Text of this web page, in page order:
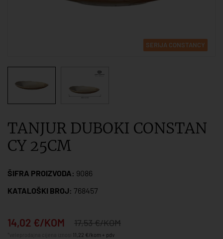
SERIJA CONSTANCY
TANJUR DUBOKI CONSTAN
CY 25CM
ŠIFRA PROIZVODA: 9086
KATALOŠKI BROJ: 768457
14,02 €/KOM 17,53 €/KOM
11,22 €/kom + pdv